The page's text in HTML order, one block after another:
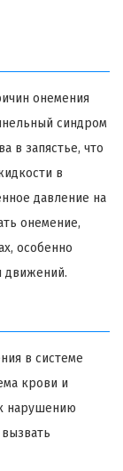
онемения
синдром
в запястье, что
в
давление на
онемение,
особенно
движений.
в системе
крови и
нарушению